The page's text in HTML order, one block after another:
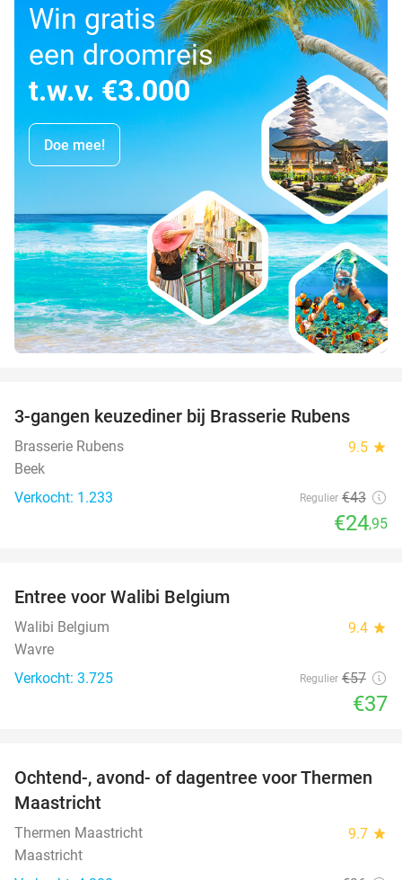
Win gratis
een droomreis
t.w.v. €3.000
Doe mee!
42%
3-gangen keuzediner bij Brasserie Rubens
Brasserie Rubens 9.5 star
Beek
Verkocht: 1.233
Regulier €43
€24,95
Entree voor Walibi Belgium
Walibi Belgium 9.4 star
Wavre
Verkocht: 3.725
Regulier €57
€37
25%
Ochtend-, avond- of dagentree voor Thermen
Maastricht
Thermen Maastricht 9.7 star
Maastricht